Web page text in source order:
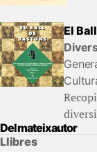
El
Del mateix autor
Llibres